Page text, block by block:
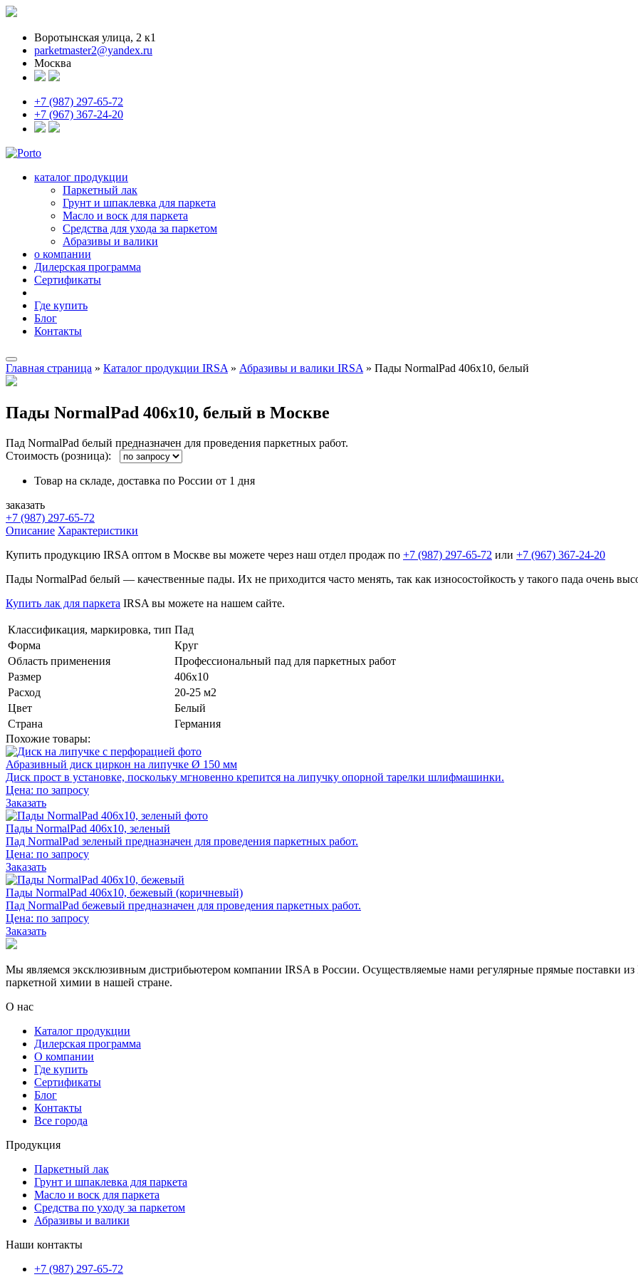
Воротынская улица, 2 к1
parketmaster2@yandex.ru
Москва
+7 (987) 297-65-72
+7 (967) 367-24-20
каталог продукции
Паркетный лак
Грунт и шпаклевка для паркета
Масло и воск для паркета
Средства для ухода за паркетом
Абразивы и валики
о компании
Дилерская программа
Сертификаты
Где купить
Блог
Контакты
Главная страница » Каталог продукции IRSA » Абразивы и валики IRSA » Пады NormalPad 406х10, белый
Пады NormalPad 406х10, белый в Москве
Пад NormalPad белый предназначен для проведения паркетных работ.
Стоимость (розница):
Товар на складе, доставка по России от 1 дня
заказать
+7 (987) 297-65-72
Описание Характеристики
Купить продукцию IRSA оптом в Москве вы можете через наш отдел продаж по +7 (987) 297-65-72 или +7 (967) 367-24-20
Пады NormalPad белый — качественные пады. Их не приходится часто менять, так как износостойкость у такого пада очень
Купить лак для паркета IRSA вы можете на нашем сайте.
Классификация, маркировка, тип Пад
Форма
Круг
Область применения
Профессиональный пад для паркетных работ
Размер
406х10
Расход
20-25 м2
Цвет
Белый
Страна
Германия
Похожие товары:
Абразивный диск циркон на липучке Ø 150 мм
Диск прост в установке, поскольку мгновенно крепится на липучку опорной тарелки шлифмашинки.
Цена: по запросу
Заказать
Пады NormalPad 406х10, зеленый
Пад NormalPad зеленый предназначен для проведения паркетных работ.
Цена: по запросу
Заказать
Пады NormalPad 406х10, бежевый (коричневый)
Пад NormalPad бежевый предназначен для проведения паркетных работ.
Цена: по запросу
Заказать
Мы являемся эксклюзивным дистрибьютером компании IRSA в России. Осуществляемые нами регулярные прямые поставки из
паркетной химии в нашей стране.
О нас
Каталог продукции
Дилерская программа
О компании
Где купить
Сертификаты
Блог
Контакты
Все города
Продукция
Паркетный лак
Грунт и шпаклевка для паркета
Масло и воск для паркета
Средства по уходу за паркетом
Абразивы и валики
Наши контакты
+7 (987) 297-65-72